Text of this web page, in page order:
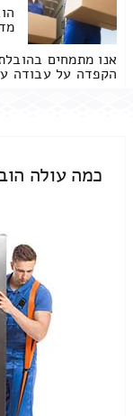
אנו מתמחים
הקפדה על עבודה
כמה עולה